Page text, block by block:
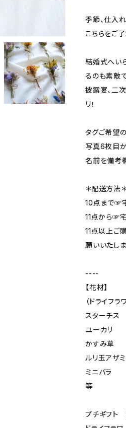
季節、仕入
こちらをご
結婚式へい
るのも素敵で
披露宴、二
リ！
タグご希望
写真6枚目
名前を備考
＊配送方法＊
10点まで☞
11点から☞
11点以上ご
願いいたしま
----
【花材】
（ドライフラ
スターチス
ユーカリ
かすみ草
ルリ玉アザミ
ミニバラ
等
プチギフ